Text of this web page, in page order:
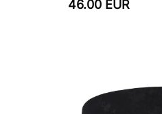
46.00 EUR